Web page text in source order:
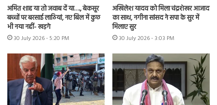
अमित शाह या तो जवाब दें या…., बेकसूर
बच्चों पर बरसाई लाठियां, नए बिल में कुछ
भी नया नहीं- खड़गे
30 July 2026 - 5:20 PM
अखिलेश यादव को मिला चंद्रशेखर आजाद
का साथ, नगीना सांसद ने सपा के सुर में
मिलाए सुर
30 July 2026 - 3:03 PM